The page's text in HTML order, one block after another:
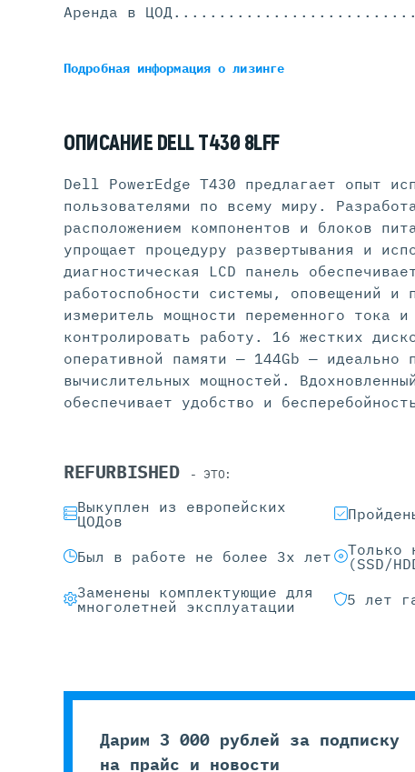
Аренда в ЦОД
Подробная информацияо лизинге
ОПИСАНИЕ DELL T430 8LFF
Dell PowerEdge T430 предлагает опыт
пользователями по всему миру.
расположением компонентов и блоков
упрощает процедуру развертывания и
диагностическая LCD панель
работоспобности системы, оповещений и
измеритель мощности переменного тока
контролировать работу. 16 жестких
оперативной памяти — 144Gb — идеально
вычислительных мощностей.
обеспечивает удобство и
REFURBISHED - ЭТО:
Выкуплен из европейских
ЦОДов
Был в работе не более 3х лет
Только
(SSD/
Заменены комплектующие для
многолетней эксплуатации
5 лет
Дарим 3 000 рублей за подписку
на прайс и новости